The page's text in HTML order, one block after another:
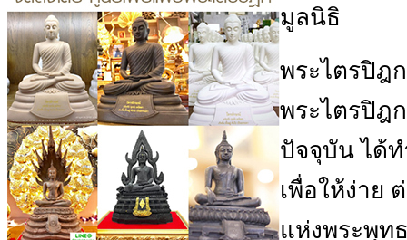
มูลนิธิ
พระไตรปิฎ
พระไตรปิฎ
ปัจจุบัน ได้
เพื่อให้ง่าย
แห่งพระพุท